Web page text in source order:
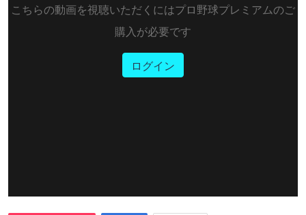
こちらの動画を視聴いただくにはプロ野球プレミアムのご
購入が必要です
ログイン